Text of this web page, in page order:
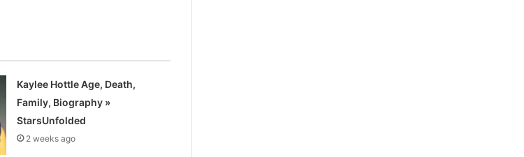
Kaylee Hottle Age, Death,
Family, Biography »
StarsUnfolded
2 weeks ago